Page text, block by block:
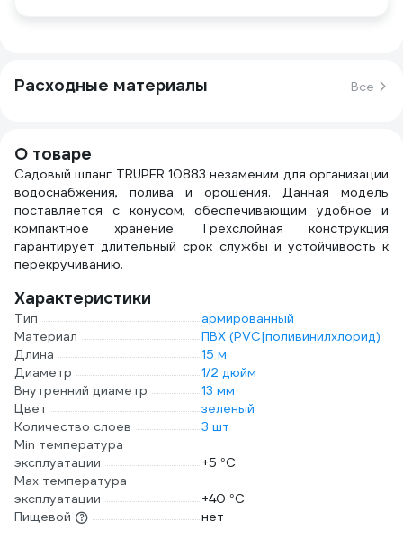
Расходные материалы Все
О товаре
Садовый шланг TRUPER 10883 незаменим для организации
водоснабжения, полива и орошения. Данная модель
поставляется с конусом, обеспечивающим удобное и
компактное хранение. Трехслойная конструкция
гарантирует длительный срок службы и устойчивость к
перекручиванию.
Характеристики
Тип
армированный
Материал
ПВХ (PVC|поливинилхлорид)
Длина
15 м
Диаметр
1/2 дюйм
Внутренний диаметр
13 мм
Цвет
зеленый
Количество слоев
3 шт
Min температура
эксплуатации
+5 °С
Мах температура
эксплуатации
+40 °С
Пищевой
нет